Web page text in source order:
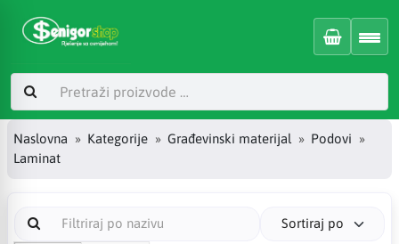
Naslovna Kategorije Građevinski materijal
Podovi
Laminat
Sortiraj po